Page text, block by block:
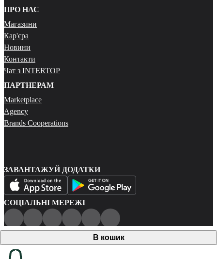
В кошик
ПРО НАС
Магазини
Кар'єра
Новини
Контакти
Чат з INTERTOP
ПАРТНЕРАМ
Marketplace
Agency
Brands Cooperations
ЗАВАНТАЖУЙ ДОДАТКИ
СОЦІАЛЬНІ МЕРЕЖІ
Публічна оферта
Політика конфіденційності
Карта сайту